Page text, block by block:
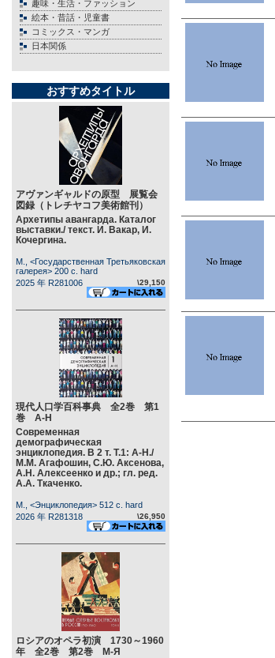
趣味・生活・ファッション
絵本・昔話・児童書
コミックス・マンガ
日本関係
おすすめタイトル
アヴァンギャルドの原型 展覧会
図録（トレチヤコフ美術館刊）
Архетипы авангарда. Каталог
выставки./ текст. И. Вакар, И.
Кочергина.
М., <Государственная Третьяковская
галерея> 200 c. hard
2025 年 R281006
\29,150
現代人口学百科事典 全2巻 第1
巻 А-Н
Современная
демографическая
энциклопедия. В 2 т. Т.1: А-Н./
М.М. Агафошин, С.Ю. Аксенова,
А.Н. Алексеенко и др.; гл. ред.
А.А. Ткаченко.
М., <Энциклопедия> 512 c. hard
2026 年 R281318
\26,950
ロシアのオペラ初演 1730～1960
年 全2巻 第2巻 М-Я